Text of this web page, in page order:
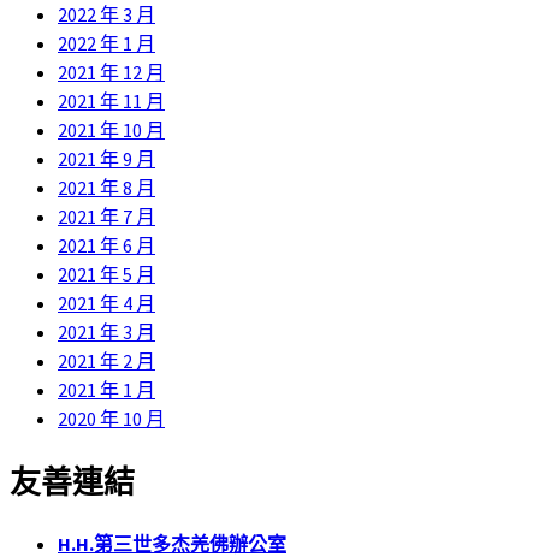
2022 年 3 月
2022 年 1 月
2021 年 12 月
2021 年 11 月
2021 年 10 月
2021 年 9 月
2021 年 8 月
2021 年 7 月
2021 年 6 月
2021 年 5 月
2021 年 4 月
2021 年 3 月
2021 年 2 月
2021 年 1 月
2020 年 10 月
友善連結
H.H.第三世多杰羌佛辦公室